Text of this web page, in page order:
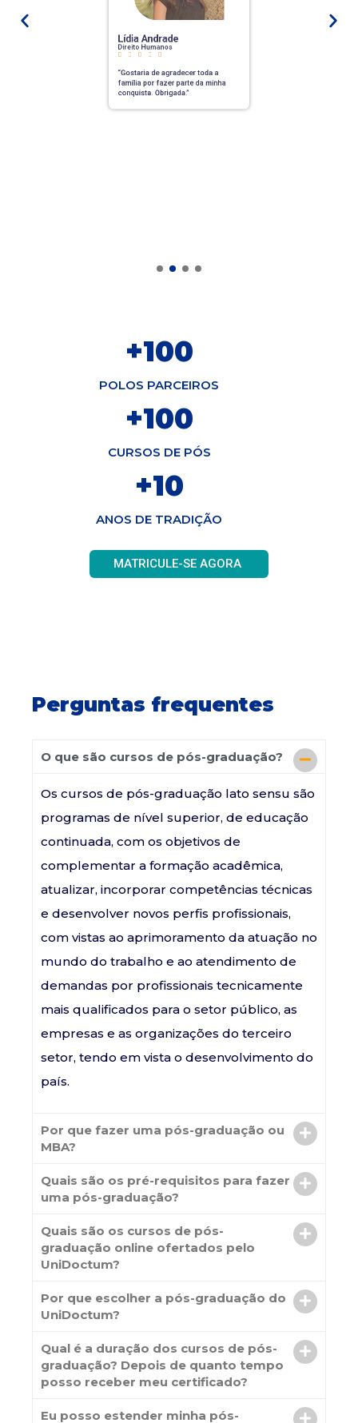
Lídia Andrade
Direito Humanos
 
“Gostaria de agradecer toda a
+100
POLOS PARCEIROS
+100
CURSOS DE PÓS
+10
ANOS DE TRADIÇÃO
MATRICULE-SE AGORA
Perguntas frequentes
O que são cursos de pós-graduação?
Os cursos de pós-graduação lato sensu são
programas de nível superior, de educação
continuada, com os objetivos de
complementar a formação acadêmica,
atualizar, incorporar competências técnicas
e desenvolver novos perfis profissionais,
com vistas ao aprimoramento da atuação no
mundo do trabalho e ao atendimento de
demandas por profissionais tecnicamente
mais qualificados para o setor público, as
empresas e as organizações do terceiro
setor, tendo em vista o desenvolvimento do
país.
Por que fazer uma pós-graduação ou
MBA?
Quais são os pré-requisitos para fazer
uma pós-graduação?
Quais são os cursos de pós-
graduação online ofertados pelo
UniDoctum?
Por que escolher a pós-graduação do
UniDoctum?
Qual é a duração dos cursos de pós-
graduação? Depois de quanto tempo
posso receber meu certificado?
Eu posso estender minha pós-